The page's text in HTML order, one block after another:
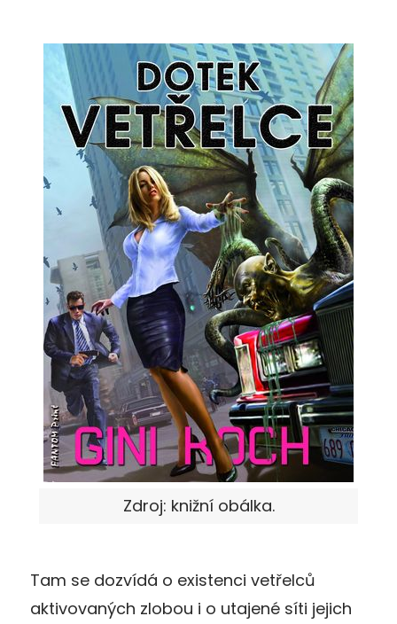
Zdroj: knižní obálka.
Tam se dozvídá o existenci vetřelců
aktivovaných zlobou i o utajené síti jejich